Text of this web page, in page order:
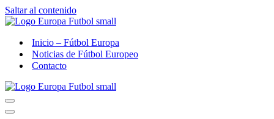
Saltar al contenido
Inicio – Fútbol Europa
Noticias de Fútbol Europeo
Contacto
Menú
de
Menú